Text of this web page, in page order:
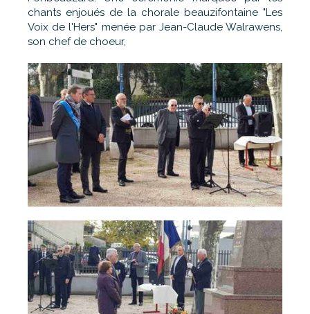
chants enjoués de la chorale beauzifontaine "Les
Voix de l'Hers" menée par Jean-Claude Walrawens,
son chef de choeur,